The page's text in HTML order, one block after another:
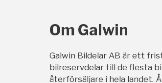
Om Galwin
Galwin Bildelar AB är ett
bilreservdelar till de flesta
återförsäljare i hela landet.